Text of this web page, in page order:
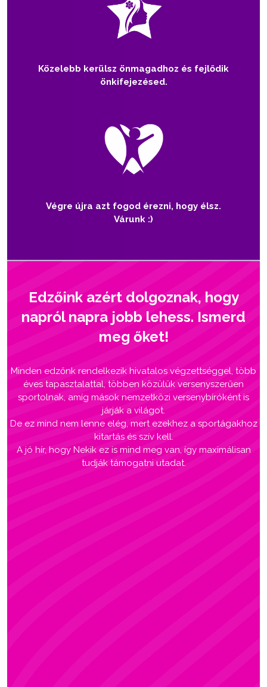
Közelebb kerülsz önmagadhoz és fejlődik
önkifejezésed.
Végre újra azt fogod érezni, hogy élsz.
Várunk :)
Edzőink azért dolgoznak, hogy
napról napra jobb lehess. Ismerd
meg őket!
Minden edzőnk rendelkezik hivatalos végzettséggel, több
éves tapasztalattal, többen közülük versenyszerűen
sportolnak, amíg mások nemzetközi versenybíróként is
járják a világot.
De ez mind nem lenne elég, mert ezekhez a sportágakhoz
kitartás és szív kell.
A jó hír, hogy Nekik ez is mind meg van, így maximálisan
tudják támogatni utadat.